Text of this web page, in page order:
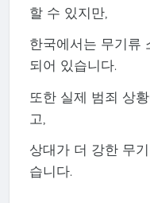
할 수 있지만,
한국에서는 무기류
되어 있습니다.
또한 실제 범죄 상
고,
상대가 더 강한 무
습니다.